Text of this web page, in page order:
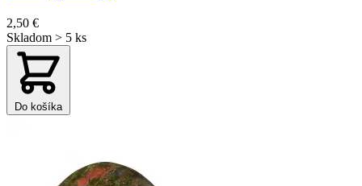
2,50 €
Skladom > 5 ks
Do košíka